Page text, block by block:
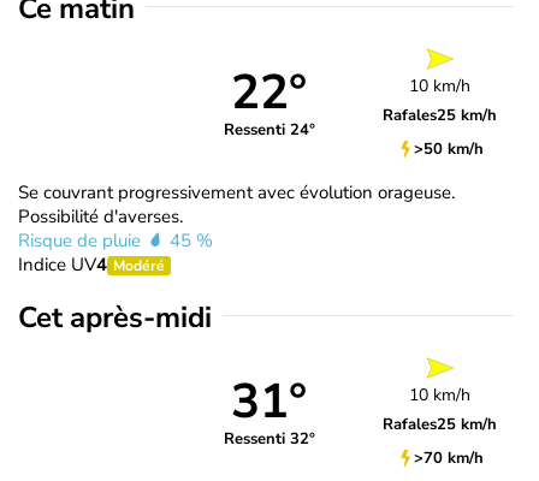
Ce matin
22°
Ressenti 24°
10 km/h
Rafales25 km/h
>50 km/h
Se couvrant progressivement avec évolution orageuse.
Possibilité d'averses.
Risque de pluie
45 %
Indice UV4 Modéré
Cet après-midi
31°
Ressenti 32°
10 km/h
Rafales25 km/h
>70 km/h